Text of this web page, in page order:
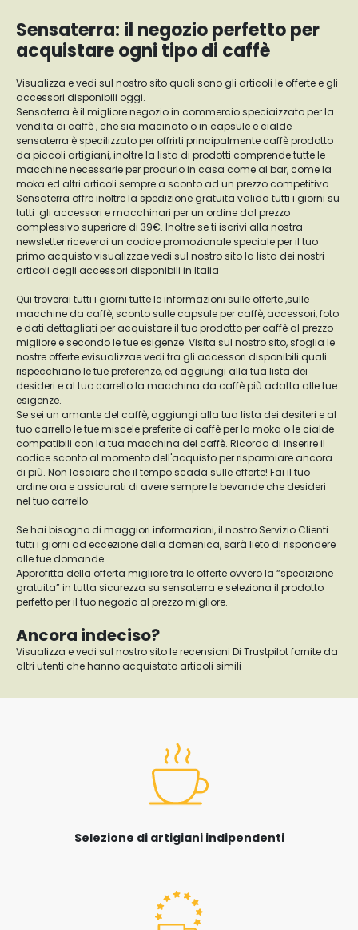
Sensaterra: il negozio perfetto per
acquistare ogni tipo di caffè
Visualizza e vedi sul nostro sito quali sono gli articoli le offerte e gli
accessori disponibili oggi.
Sensaterra è il migliore negozio in commercio speciaizzato per la
vendita di caffè , che sia macinato o in capsule e cialde
sensaterra è specilizzato per offrirti principalmente caffè prodotto
da piccoli artigiani, inoltre la lista di prodotti comprende tutte le
macchine necessarie per produrlo in casa come al bar, come la
moka ed altri articoli sempre a sconto ad un prezzo competitivo.
Sensaterra offre inoltre la spedizione gratuita valida tutti i giorni su
tutti gli accessori e macchinari per un ordine dal prezzo
complessivo superiore di 39€. Inoltre se ti iscrivi alla nostra
newsletter riceverai un codice promozionale speciale per il tuo
primo acquisto.visualizzae vedi sul nostro sito la lista dei nostri
articoli degli accessori disponibili in Italia
Qui troverai tutti i giorni tutte le informazioni sulle offerte ,sulle
macchine da caffè, sconto sulle capsule per caffè, accessori, foto
e dati dettagliati per acquistare il tuo prodotto per caffè al prezzo
migliore e secondo le tue esigenze. Visita sul nostro sito, sfoglia le
nostre offerte evisualizzae vedi tra gli accessori disponibili quali
rispecchiano le tue preferenze, ed aggiungi alla tua lista dei
desideri e al tuo carrello la macchina da caffè più adatta alle tue
esigenze.
Se sei un amante del caffè, aggiungi alla tua lista dei desiteri e al
tuo carrello le tue miscele preferite di caffè per la moka o le cialde
compatibili con la tua macchina del caffè. Ricorda di inserire il
codice sconto al momento dell'acquisto per risparmiare ancora
di più. Non lasciare che il tempo scada sulle offerte! Fai il tuo
ordine ora e assicurati di avere sempre le bevande che desideri
nel tuo carrello.
Se hai bisogno di maggiori informazioni, il nostro Servizio Clienti
tutti i giorni ad eccezione della domenica, sarà lieto di rispondere
alle tue domande.
Approfitta della offerta migliore tra le offerte ovvero la “spedizione
gratuita” in tutta sicurezza su sensaterra e seleziona il prodotto
perfetto per il tuo negozio al prezzo migliore.
Ancora indeciso?
Visualizza e vedi sul nostro sito le recensioni Di Trustpilot fornite da
altri utenti che hanno acquistato articoli simili
Selezione di artigiani indipendenti